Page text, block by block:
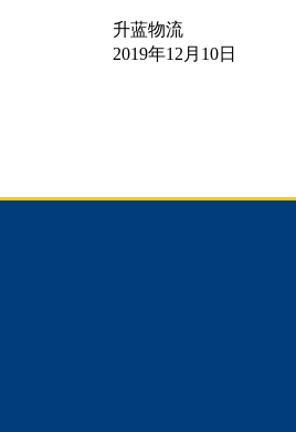
升蓝物流
2019年12月10日